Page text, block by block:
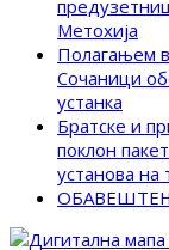
Метохија
Полагањем
Сочаници
устанка
Братске и
поклон
установа